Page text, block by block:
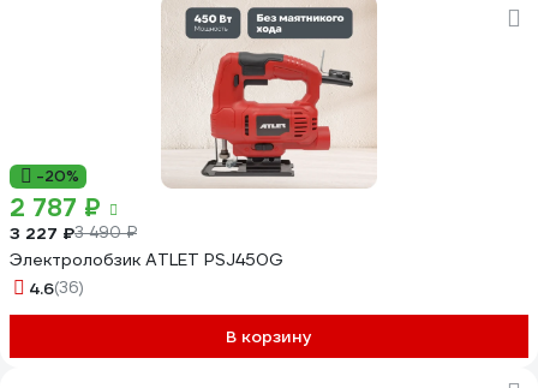
-20%
2 787 ₽
3 227 ₽3 490 ₽
Электролобзик ATLET PSJ450G
4.6(36)
В корзину